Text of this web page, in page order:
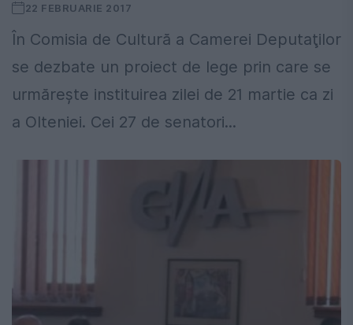
22 FEBRUARIE 2017
În Comisia de Cultură a Camerei Deputaţilor
se dezbate un proiect de lege prin care se
urmăreşte instituirea zilei de 21 martie ca zi
a Olteniei. Cei 27 de senatori...